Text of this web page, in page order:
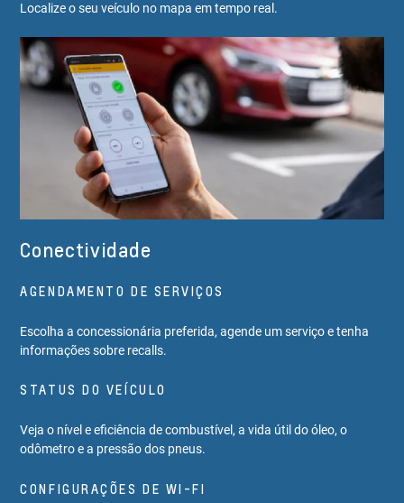
Localize o seu veículo no mapa em tempo real.
Conectividade
AGENDAMENTO DE SERVIÇOS
Escolha a concessionária preferida, agende um serviço e tenha
informações sobre recalls.
STATUS DO VEÍCULO
Veja o nível e eficiência de combustível, a vida útil do óleo, o
odômetro e a pressão dos pneus.
CONFIGURAÇÕES DE WI-FI